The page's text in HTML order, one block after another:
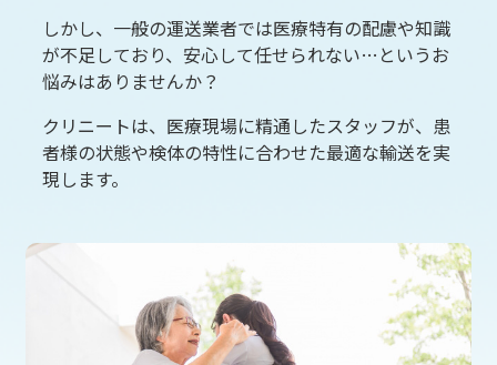
しかし、一般の運送業者では医療特有の配慮や知識
が不足しており、安心して任せられない…というお
悩みはありませんか？
クリニートは、医療現場に精通したスタッフが、患
者様の状態や検体の特性に合わせた最適な輸送を実
現します。